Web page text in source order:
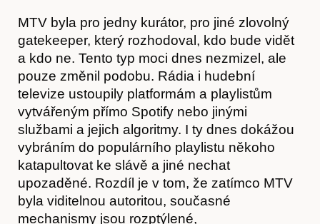
Obchod
MTV byla pro jedny kurátor, pro jiné zlovolný
gatekeeper, který rozhodoval, kdo bude vidět
a kdo ne. Tento typ moci dnes nezmizel, ale
pouze změnil podobu. Rádia i hudební
televize ustoupily platformám a playlistům
vytvářeným přímo Spotify nebo jinými
službami a jejich algoritmy. I ty dnes dokážou
vybráním do populárního playlistu někoho
katapultovat ke slávě a jiné nechat
upozaděné. Rozdíl je v tom, že zatímco MTV
byla viditelnou autoritou, současné
mechanismy jsou rozptýlené,